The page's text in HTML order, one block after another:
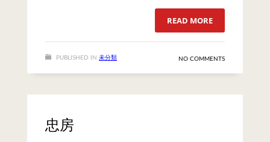
READ MORE
PUBLISHED IN 未分類 NO COMMENTS
忠房